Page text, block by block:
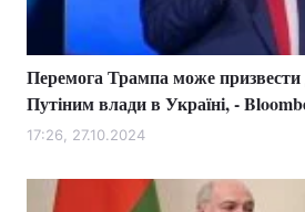
Перемога Трампа може призвести
Путіним влади в Україні, -
17:26, 27.10.2024